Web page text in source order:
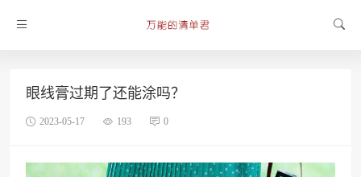
眼线膏过期了还能涂吗？
2023-05-17 193 0